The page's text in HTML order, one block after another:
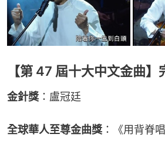
【第 47 屆十大中文金曲】
金針獎 ：盧冠廷
全球華人至尊金曲獎 ：《用背脊